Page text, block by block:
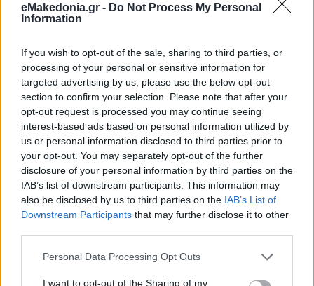
eMakedonia.gr - Do Not Process My Personal
Information
If you wish to opt-out of the sale, sharing to third parties, or
processing of your personal or sensitive information for
targeted advertising by us, please use the below opt-out
section to confirm your selection. Please note that after your
opt-out request is processed you may continue seeing
interest-based ads based on personal information utilized by
us or personal information disclosed to third parties prior to
your opt-out. You may separately opt-out of the further
disclosure of your personal information by third parties on the
IAB’s list of downstream participants. This information may
also be disclosed by us to third parties on the IAB’s List of
Downstream Participants that may further disclose it to other
Please note that this website/app uses one or more Google
not limited to your visit or usage behaviour. You may click to
Personal Data Processing Opt Outs
I want to opt-out of the Sharing of my
Σιακαντάρη, πως το
αυτοδιαλυθεί
ΠΟΛΙΤΙΚΗ
ΠΑΣΟΚ - Κίνημα Αλλαγής
Κώστας Τσουκαλάς
Πέμπτη 18 Ιου 2026, 20:10
Ευρωβουλευτές
ΣΥΡΙΖΑ: Γιατί δεν
ψηφίσαμε την έκθεση
του Ευρωκοινοβουλίου
για την Τουρκία
Εξέδωσαν ανακοίνωση
αιτιολογώντας την
επιλογή τους